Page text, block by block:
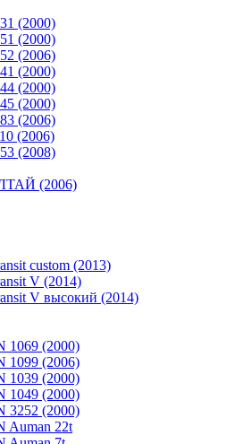
(2000)
(2000)
(2006)
(2000)
(2000)
(2000)
(2006)
(2006)
(2008)
(2006)
custom (2013)
V (2014)
V высокий (2014)
1069 (2000)
1099 (2006)
1039 (2000)
1049 (2000)
3252 (2000)
Auman 22t